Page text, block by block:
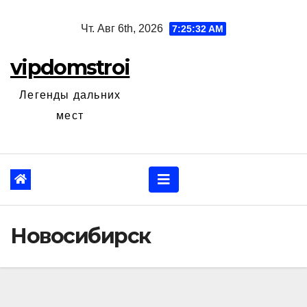
Чт. Авг 6th, 2026 7:25:33 AM
vipdomstroi
Легенды дальних
мест
Новосибирск